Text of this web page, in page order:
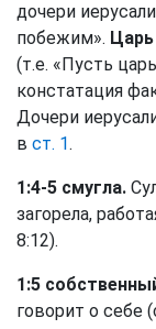
дочери
побежим».
(т.е. «Пусть
констатация
Дочери
в ст. 1.
1:4-5 смугла.
загорела,
8:12).
1:5
говорит о себе